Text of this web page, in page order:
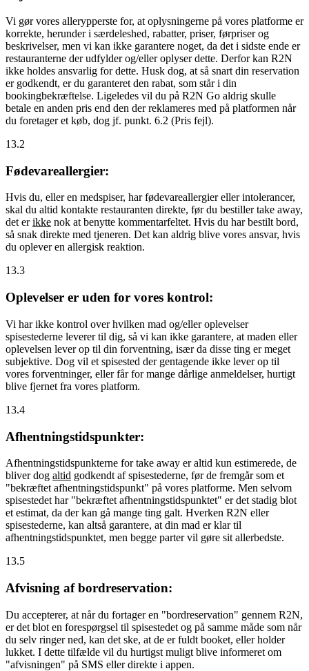
Vi gør vores allerypperste for, at oplysningerne på vores platforme er
korrekte, herunder i særdeleshed, rabatter, priser, førpriser og
beskrivelser, men vi kan ikke garantere noget, da det i sidste ende er
restauranterne der udfylder og/eller oplyser dette. Derfor kan R2N
ikke holdes ansvarlig for dette. Husk dog, at så snart din reservation
er godkendt, er du garanteret den rabat, som står i din
bookingbekræftelse. Ligeledes vil du på R2N Go aldrig skulle
betale en anden pris end den der reklameres med på platformen når
du foretager et køb, dog jf. punkt. 6.2 (Pris fejl).
13.2
Fødevareallergier:
Hvis du, eller en medspiser, har fødevareallergier eller intolerancer,
skal du altid kontakte restauranten direkte, før du bestiller take away,
det erikke nok at benytte kommentarfeltet. Hvis du har bestilt bord,
så snak direkte med tjeneren. Det kan aldrig blive vores ansvar, hvis
du oplever en allergisk reaktion.
13.3
Oplevelser er uden for vores kontrol:
Vi har ikke kontrol over hvilken mad og/eller oplevelser
spisestederne leverer til dig, så vi kan ikke garantere, at maden eller
oplevelsen lever op til din forventning, især da disse ting er meget
subjektive. Dog vil et spisested der gentagende ikke lever op til
vores forventninger, eller får for mange dårlige anmeldelser, hurtigt
blive fjernet fra vores platform.
13.4
Afhentningstidspunkter:
Afhentningstidspunkterne for take away er altid kun estimerede, de
bliver dog altid godkendt af spisestederne, før de fremgår som et
"bekræftet afhentningstidspunkt" på vores platforme. Men selvom
spisestedet har "bekræftet afhentningstidspunktet" er det stadig blot
et estimat, da der kan gå mange ting galt. Hverken R2N eller
spisestederne, kan altså garantere, at din mad er klar til
afhentningstidspunktet, men begge parter vil gøre sit allerbedste.
13.5
Afvisning af bordreservation:
Du accepterer, at når du fortager en "bordreservation" gennem R2N,
er det blot en forespørgsel til spisestedet og på samme måde som når
du selv ringer ned, kan det ske, at de er fuldt booket, eller holder
lukket. I dette tilfælde vil du hurtigst muligt blive informeret om
"afvisningen" på SMS eller direkte i appen.